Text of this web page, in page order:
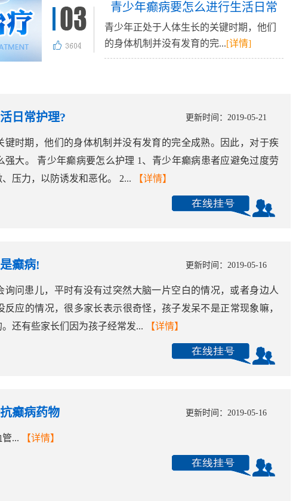
青少年癫病要怎么进行生活日常
青少年正处于人体生长的关键时期，他们
的身体机制并没有发育的完...[详情]
日常护理? 更新时间：2019-05-21
键时期，他们的身体机制并没有发育的完全成熟。因此，对于疾
大。 青少年癫病要怎么护理 1、青少年癫病患者应避免过度劳
压力，以防诱发和恶化。 2...
【详情】
癫病! 更新时间：2019-05-16
询问患儿，平时有没有过突然大脑一片空白的情况，或者身边人
应的情况，很多家长表示很奇怪，孩子发呆不是正常现象嘛，
还有些家长们因为孩子经常发...
【详情】
癫病药物 更新时间：2019-05-16
... 【详情】